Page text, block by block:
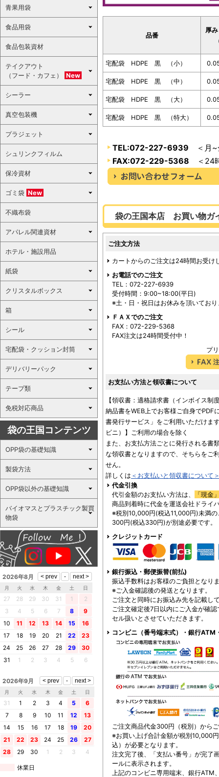
品番
厚
宅配袋 HDPE 黒 （小）
宅配袋 HDPE 黒 （中）
宅配袋 HDPE 黒 （大）
宅配袋 HDPE 黒 （特大）
TEL:072-227-6939 ＜月~
FAX:072-229-5368 ＜24
袋の王国本店 お買い物ガ
ご注文方法
カートからのご注文は24時間お受け
お電話でのご注文
TEL：072-227-6939
受付時間：9:00~18:00(平日)
※土・日・祝日はお休みを頂いてお
ＦＡＸでのご注文
FAX：072-229-5368
FAX注文は24時間受付中！
プ
お支払い方法と領収書について
【領収書：適格請求書（インボイス制
納品書をWEB上でお客様ご自身でPDF
書発行サービス」をご利用いただけま
ビニ）】ご利用の場合を除く
また、お支払方法ごとに発行される書
な領収書となりますので、そちらをご
せん。
詳しくは ＜お支払いと領収書について
代金引換
代引金額のお支払い方法は、
「現金
商品到着時に代金を運送会社ドライ
※税別10,000円(税込11,000円)未満
300円(税込330円)が別途必要です。
クレジットカード
銀行振込・郵便振替(前払)
振込手数料はお客様のご負担となり
※ご入金確認後の発送となります。
ご注文と同時にお振込み先を記載し
ご注文確定後7日以内にご入金が確
セル扱いとさせていただきます。
コンビニ（番号端末式）・銀行ATM
ご注文商品代金300円（税別）から
※お買い上げ合計金額が税別10,000
込）が必要となります。
注文完了後、「支払い番号」が完了
ールに表示されます。
上記のコンビニ専用端末、銀行
青果用袋
食品用袋
食品包装資材
テイクアウト
（フード・カフェ）
New
シーラー
真空包装機
プラジェット
シュリンクフィルム
保冷資材
ゴミ袋 New
不織布袋
アパレル関連資材
ホテル・施設用品
紙袋
クリスタルボックス
箱
シール
宅配袋・クッション封筒
デリバリーパック
テープ類
免税対応商品
袋の王国コンテンツ
OPP袋の基礎知識
製袋方法
OPP袋以外の基礎知識
バイオマスとプラスチック製買
物袋
2026年8月
月 火 水 木 金 土 日
27 28 29 30 31 1
2
3
4 5 6 7 8
9
10
11 12 13 14 15
16
17
18 19 20 21 22
23
24
25 26 27 28 29
30
31
1 2 3 4 5 6
2026年9月
月 火 水 木 金 土 日
31 1 2 3 4 5
6
7
8 9 10 11 12
13
14
15 16 17 18 19
20
21
22 23 24 25 26
27
28
29 30 1 2 3 4
休業日